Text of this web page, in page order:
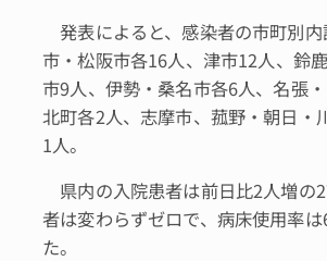
発表によると、感染者の市町別内
市・松阪市各16人、津市12人、鈴
市9人、伊勢・桑名市各6人、名張
北町各2人、志摩市、菰野・朝日・
1人。
県内の入院患者は前日比2人増の
者は変わらずゼロで、病床使用率
た。